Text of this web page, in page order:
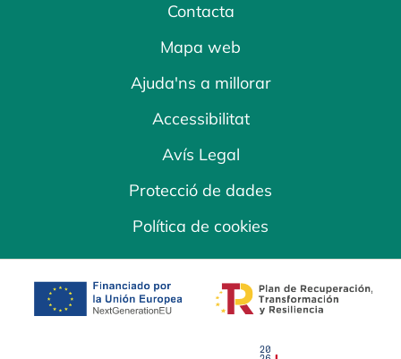
Contacta
Mapa web
Ajuda'ns a millorar
Accessibilitat
Avís Legal
Protecció de dades
Política de cookies
opens in a new tab opens in a new